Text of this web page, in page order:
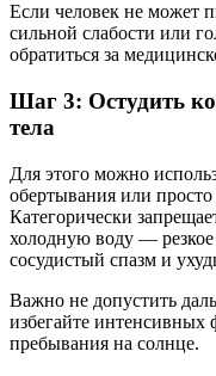
Если человек не может
сильной слабости или
обратиться за
Шаг 3: Остудить
тела
Для этого можно
обертывания или
Категорически
холодную воду —
сосудистый спазм и
Важно не допустить
избегайте интенсивных
пребывания на солнце.